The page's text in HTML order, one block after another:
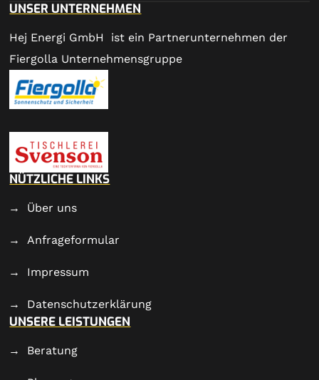
UNSER UNTERNEHMEN
Hej Energi GmbH ist ein Partnerunternehmen der
Fiergolla Unternehmensgruppe
NÜTZLICHE LINKS
Über uns
Anfrageformular
Impressum
Datenschutzerklärung
UNSERE LEISTUNGEN
Beratung